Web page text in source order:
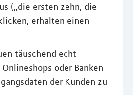
(„die ersten zehn, die
erhalten einen
täuschend echt
oder Banken
der Kunden zu